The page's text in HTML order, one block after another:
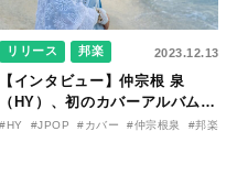
リリース 邦楽 2023.12.13
【インタビュー】仲宗根 泉
（HY）、初のカバーアルバム
『灯 -10 Cover Songs-』で聴
#HY #JPOP #カバー #仲宗根泉 #邦楽